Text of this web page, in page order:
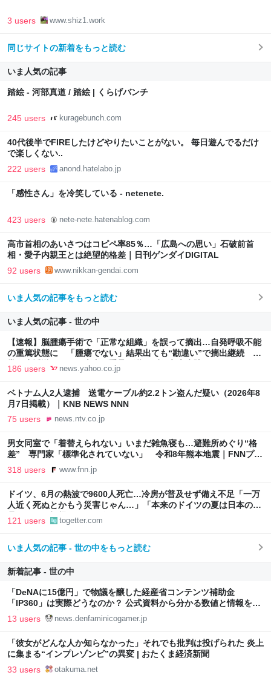
3 users www.shiz1.work
同じサイトの新着をもっと読む
いま人気の記事
踏絵 - 河部真道 / 踏絵 | くらげバンチ
245 users kuragebunch.com
40代後半でFIREしたけどやりたいことがない。 毎日遊んでるだけ
で楽しくない..
222 users anond.hatelabo.jp
「感性さん」を冷笑している - netenete.
423 users nete-nete.hatenablog.com
高市首相のあいさつはコピペ率85％…「広島への思い」石破前首
相・愛子内親王とは絶望的格差｜日刊ゲンダイDIGITAL
92 users www.nikkan-gendai.com
いま人気の記事をもっと読む
いま人気の記事 - 世の中
【速報】脳腫瘍手術で「正常な組織」を誤って摘出…自発呼吸不能
の重篤状態に 「腫瘍でない」結果出ても“勘違い”で摘出継続 通
常の生活送っていた患者が手足も動かず 京大病院（MBSニュー
ス） - Yahoo!ニュース
186 users news.yahoo.co.jp
ベトナム人2人逮捕 送電ケーブル約2.2トン盗んだ疑い（2026年8
月7日掲載）｜KNB NEWS NNN
75 users news.ntv.co.jp
男女同室で「着替えられない」いまだ雑魚寝も…避難所めぐり“格
差” 専門家「標準化されていない」 令和8年熊本地震｜FNNプラ
イムオンライン
318 users www.fnn.jp
ドイツ、6月の熱波で9600人死亡…冷房が普及せず備え不足「一万
人近く死ぬとかもう災害じゃん…」「本来のドイツの夏は日本の10
月ぐらいの気候やからねえ」
121 users togetter.com
いま人気の記事 - 世の中をもっと読む
新着記事 - 世の中
「DeNAに15億円」で物議を醸した経産省コンテンツ補助金
「IP360」は実際どうなのか？ 公式資料から分かる数値と情報を読
み解いてみる
13 users news.denfaminicogamer.jp
「彼女がどんな人か知らなかった」それでも批判は投げられた 炎上
に集まる“インプレゾンビ”の異変 | おたくま経済新聞
33 users otakuma.net